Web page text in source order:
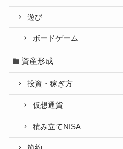
遊び
ボードゲーム
資産形成
投資・稼ぎ方
仮想通貨
積み立てNISA